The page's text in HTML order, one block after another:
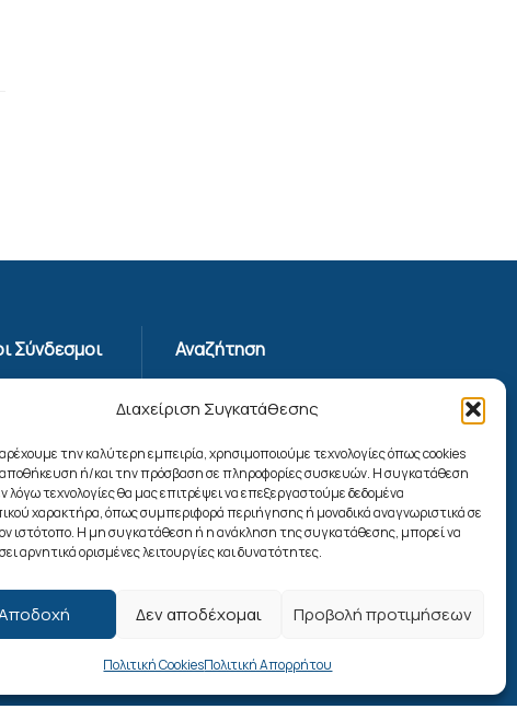
Διαχείριση Συγκατάθεσης
την καλύτερη εμπειρία, χρησιμοποιούμε τεχνολογίες όπως cookies
ή/και την πρόσβαση σε πληροφορίες συσκευών. Η συγκατάθεση
λόγω τεχνολογίες θα μας επιτρέψει να επεξεργαστούμε δεδομένα
χαρακτήρα, όπως συμπεριφορά περιήγησης ή μοναδικά αναγνωριστικά σε
ιστότοπο. Η μη συγκατάθεση ή η ανάκληση της συγκατάθεσης, μπορεί να
αρνητικά ορισμένες λειτουργίες και δυνατότητες.
Δεν αποδέχομαι Προβολή προτιμήσεων
Πολιτική CookiesΠολιτική Απορρήτου
Σύνδεσμοι
Cookies
Αναζήτηση
Ακολουθήστε μας